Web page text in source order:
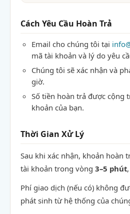
Cách Yêu Cầu Hoàn Trả
Email cho chúng tôi tại
mã tài khoản và lý do yêu
Chúng tôi sẽ xác nhận và
giờ.
Số tiền hoàn trả được cộng
khoản của bạn.
Thời Gian Xử Lý
Sau khi xác nhận, khoản hoàn
tài khoản trong vòng 3–5 phút
Phí giao dịch (nếu có) không
phát sinh từ hệ thống của